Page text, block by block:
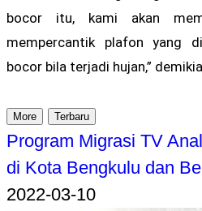
bocor itu, kami akan
mempercantik plafon yang
bocor bila terjadi hujan,”
More Terbaru
Program Migrasi TV
di Kota Bengkulu dan
2022-03-10